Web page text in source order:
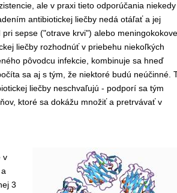
ale v praxi tieto odporúčania niekedy
antibiotickej liečby nedá otáľať a jej
sepse ("otrave krvi") alebo
liečby rozhodnúť v priebehu niekoľkých
pôvodcu infekcie, kombinuje sa hneď
sa aj s tým, že niektoré budú neúčinné.
liečby neschvaľujú - podporí sa tým
ktoré sa dokážu množiť a pretrvávať v
v
3